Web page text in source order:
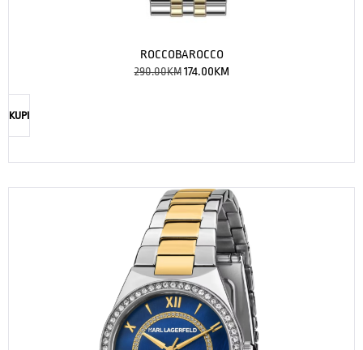
ROCCOBAROCCO
290.00KM 174.00KM
KUPI